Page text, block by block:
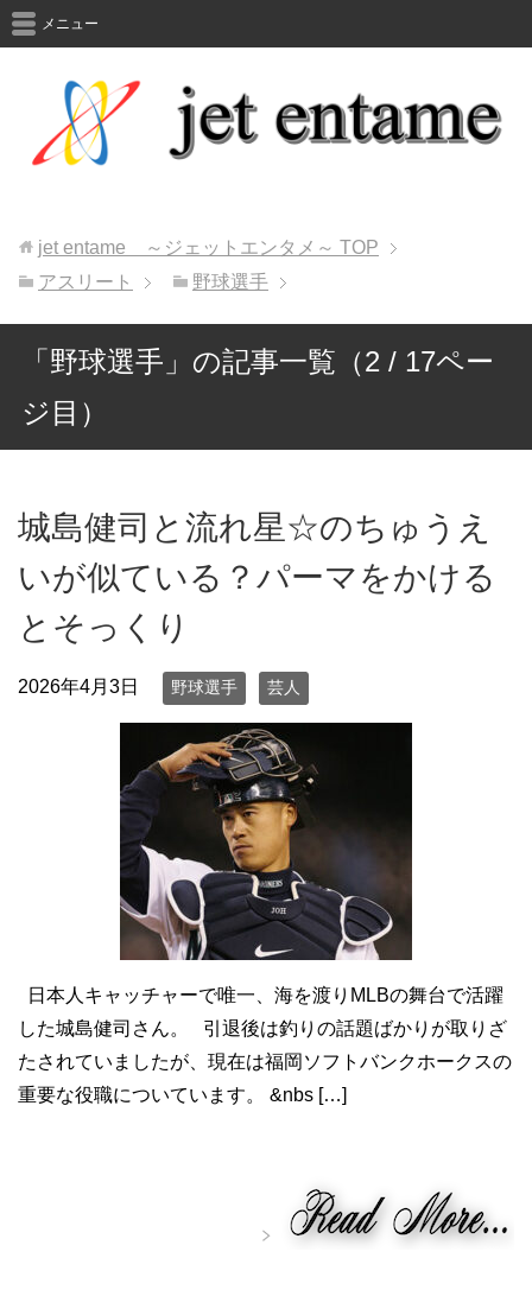
メニュー
jet entame ～ジェットエンタメ～ TOP
アスリート
野球選手
「野球選手」の記事一覧（2 / 17ペー
ジ目）
城島健司と流れ星☆のちゅうえ
いが似ている？パーマをかける
とそっくり
2026年4月3日 野球選手 芸人
日本人キャッチャーで唯一、海を渡りMLBの舞台で活躍
した城島健司さん。 引退後は釣りの話題ばかりが取りざ
たされていましたが、現在は福岡ソフトバンクホークスの
重要な役職についています。 &nbs […]